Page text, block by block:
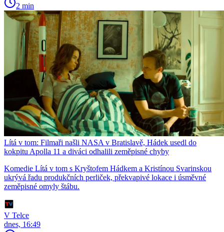
2 min
Lítá v tom: Filmaři našli NASA v Bratislavě, Hádek usedl do
kokpitu Apolla 11 a diváci odhalili zeměpisné chyby
Komedie Lítá v tom s Kryštofem Hádkem a Kristínou Svarinskou
ukrývá řadu produkčních perliček, překvapivé lokace i úsměvné
zeměpisné omyly štábu.
V Telce
dnes, 16:49